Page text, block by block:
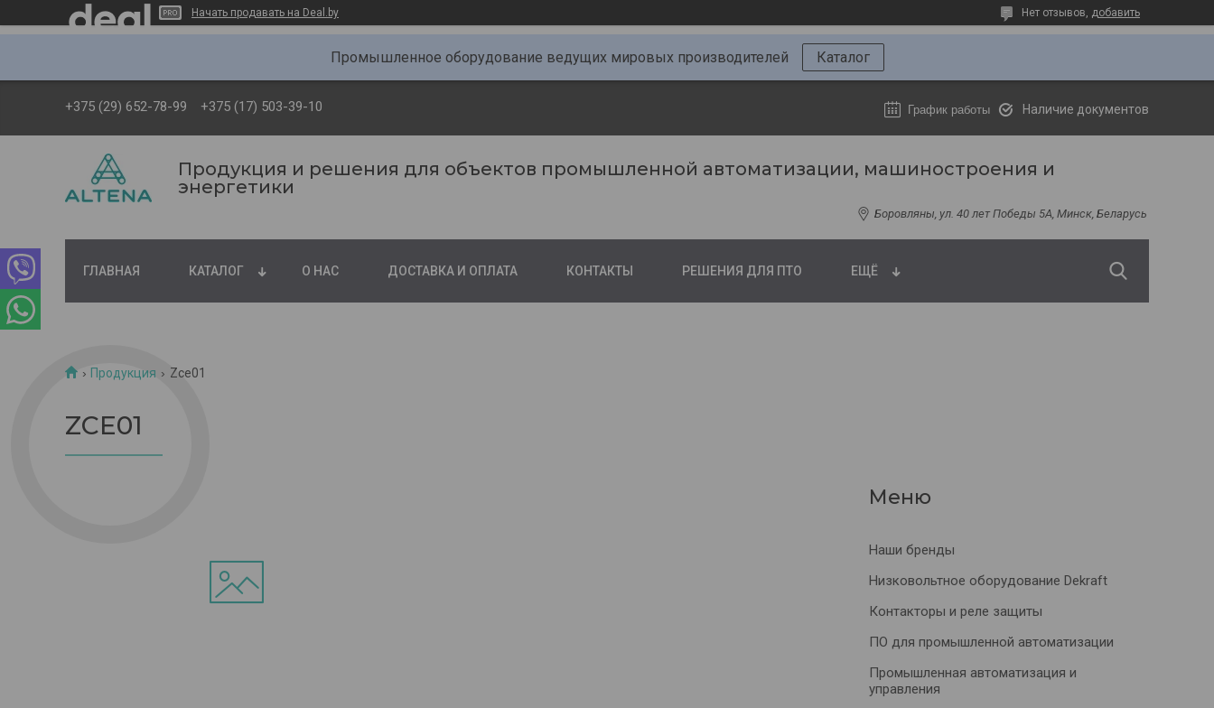
Начать продавать на Deal.by Нет отзывов, добавить
Промышленное оборудование ведущих мировых производителей Каталог
+375 (29) 652-78-99 +375 (17) 503-39-10 График работы Наличие документов
Продукция и решения для объектов промышленной автоматизации, машиностроения и
энергетики
Боровляны, ул. 40 лет Победы 5A, Минск, Беларусь
ГЛАВНАЯ КАТАЛОГ О НАС ДОСТАВКА И ОПЛАТА КОНТАКТЫ РЕШЕНИЯ ДЛЯ ПТО ЕЩЁ
Продукция Zce01
ZCE01
Наши бренды
Низковольтное оборудование Dekraft
Контакторы и реле защиты
ПО для промышленной автоматизации
Промышленная автоматизация и
управления